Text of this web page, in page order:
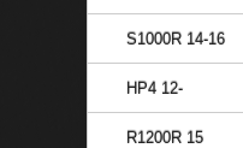
S1000R 14-16
HP4 12-
R1200R 15